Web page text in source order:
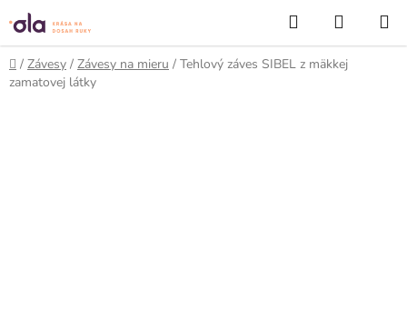
Prejsť
na
obsah
Hľadať
KOŠÍK
Domov
/ Závesy / Závesy na mieru / Tehlový záves SIBEL z mäkkej
zamatovej látky